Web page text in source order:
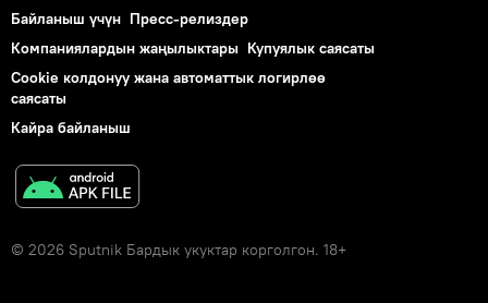
Байланыш үчүн Пресс-релиздер
Компаниялардын жаңылыктары Купуялык саясаты
Cookie колдонуу жана автоматтык логирлөө
саясаты
Кайра байланыш
© 2026 Sputnik Бардык укуктар корголгон. 18+